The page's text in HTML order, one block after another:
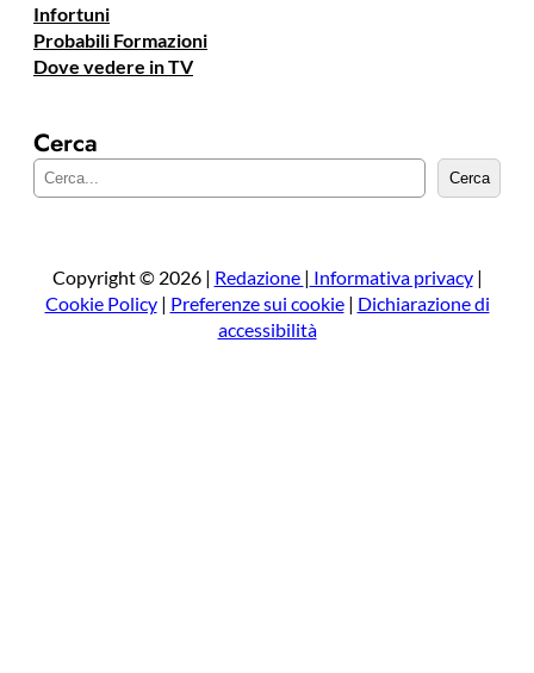
Infortuni
Probabili Formazioni
Dove vedere in TV
Cerca
e
a
Cerca
Copyright © 2026 | Redazione | Informativa privacy|
Cookie Policy| Preferenze sui cookie| Dichiarazione di
accessibilità